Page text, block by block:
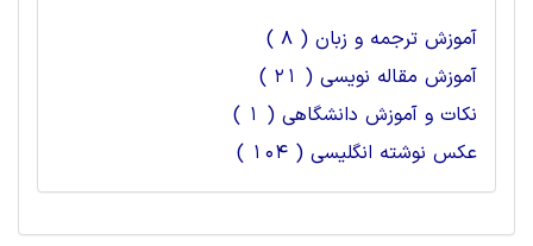
آموزش ترجمه و زبان ( 8 )
آموزش مقاله نویسی ( 21 )
نکات و آموزش دانشگاهی ( 1 )
عکس نوشته انگلیسی ( 104 )